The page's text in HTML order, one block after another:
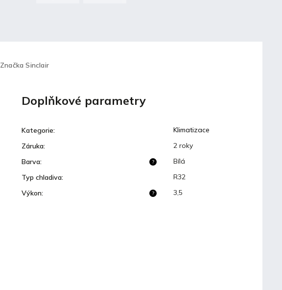
Značka Sinclair
Doplňkové parametry
Kategorie:
Klimatizace
Záruka: 2 roky
?
Barva:
Bílá
Typ chladiva: R32
?
Výkon: 3,5